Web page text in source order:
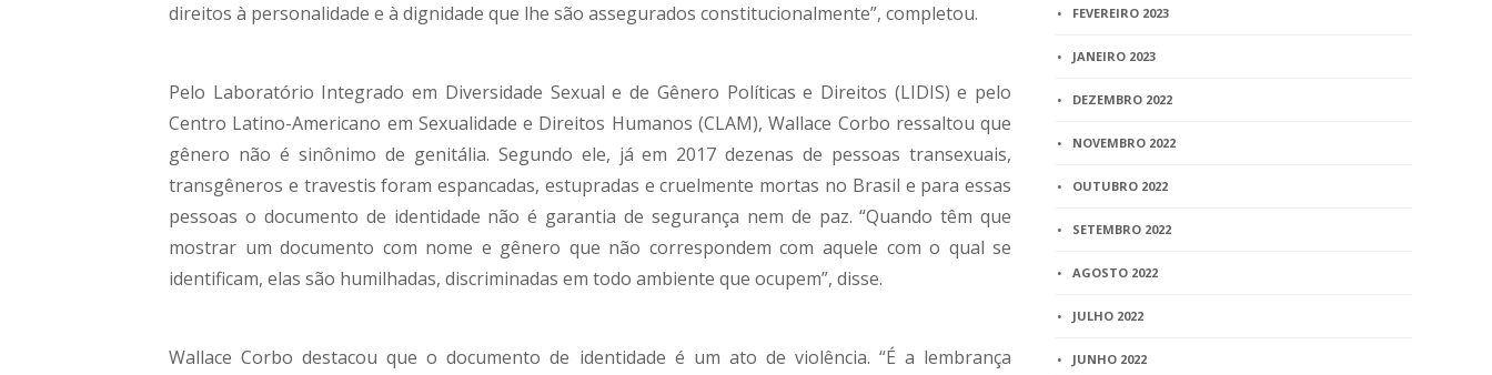
direitos à personalidade e à dignidade que lhe são assegurados constitucionalmente”, completou.
Pelo Laboratório Integrado em Diversidade Sexual e de Gênero Políticas e Direitos (LIDIS) e pelo
Centro Latino-Americano em Sexualidade e Direitos Humanos (CLAM), Wallace Corbo ressaltou que
gênero não é sinônimo de genitália. Segundo ele, já em 2017 dezenas de pessoas transexuais,
transgêneros e travestis foram espancadas, estupradas e cruelmente mortas no Brasil e para essas
pessoas o documento de identidade não é garantia de segurança nem de paz. “Quando têm que
mostrar um documento com nome e gênero que não correspondem com aquele com o qual se
identificam, elas são humilhadas, discriminadas em todo ambiente que ocupem”, disse.
Wallace Corbo destacou que o documento de identidade é um ato de violência. “É a lembrança
FEVEREIRO 2023
JANEIRO 2023
DEZEMBRO 2022
NOVEMBRO 2022
OUTUBRO 2022
SETEMBRO 2022
AGOSTO 2022
JULHO 2022
JUNHO 2022